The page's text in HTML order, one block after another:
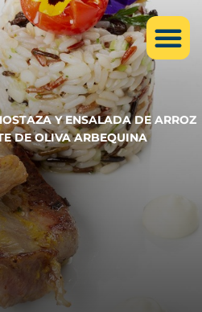
Y ENSALADA DE ARROZ
DE OLIVA ARBEQUINA